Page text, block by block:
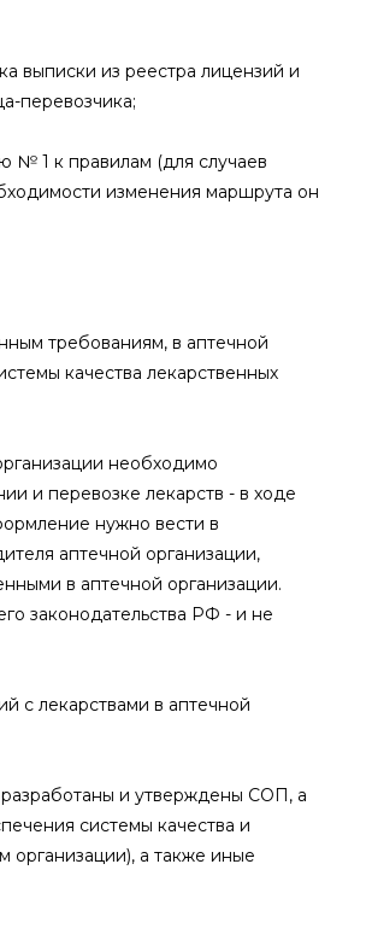
выписки из реестра лицензий и
перевозчика;
№ 1 к правилам (для случаев
изменения маршрута он
требованиям, в аптечной
качества лекарственных
необходимо
и перевозке лекарств - в ходе
нужно вести в
аптечной организации,
в аптечной организации.
законодательства РФ - и не
с лекарствами в аптечной
и утверждены СОП, а
системы качества и
организации), а также иные